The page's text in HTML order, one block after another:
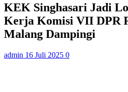
KEK Singhasari Jadi
Kerja Komisi VII DPR
Malang Dampingi
admin 16 Juli 2025 0